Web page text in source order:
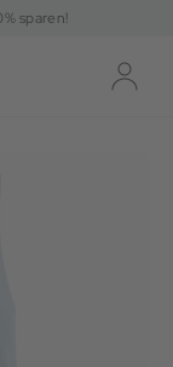
sparen!